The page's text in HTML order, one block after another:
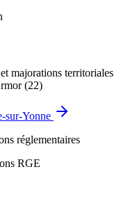
majorations territoriales
(22)
sur-Yonne
réglementaires
RGE